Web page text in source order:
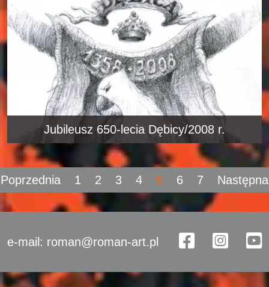
Jubileusz 650-lecia Dębicy/2008 r.
Poprzednia 1 2 3 4 5 6 7 Następna
e-mail: roman@roman-art.pl